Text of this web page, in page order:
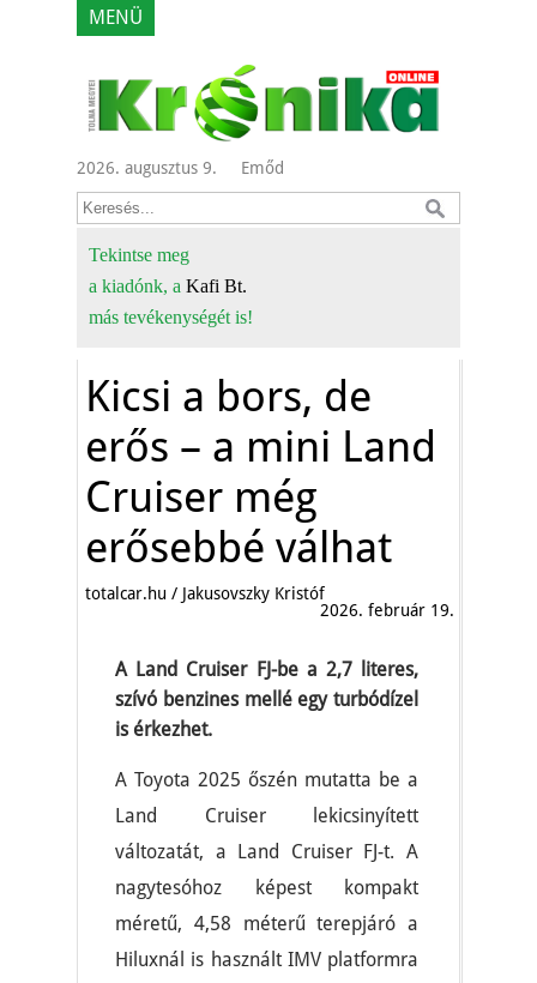
MENÜ
2026. augusztus 9. Emőd
Tekintse meg
a kiadónk, a Kafi Bt.
más tevékenységét is!
Kicsi a bors, de
erős – a mini Land
Cruiser még
erősebbé válhat
totalcar.hu / Jakusovszky Kristóf
2026. február 19.
A Land Cruiser FJ-be a 2,7 literes,
szívó benzines mellé egy turbódízel
is érkezhet.
A Toyota 2025 őszén mutatta be a
Land Cruiser lekicsinyített
változatát, a Land Cruiser FJ-t. A
nagytesóhoz képest kompakt
méretű, 4,58 méterű terepjáró a
Hiluxnál is használt IMV platformra